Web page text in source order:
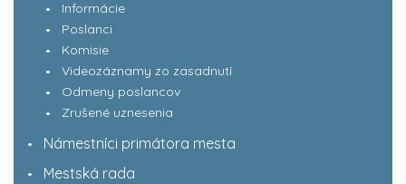
Informácie
Poslanci
Komisie
Videozáznamy zo zasadnutí
Odmeny poslancov
Zrušené uznesenia
Námestníci primátora mesta
Mestská rada